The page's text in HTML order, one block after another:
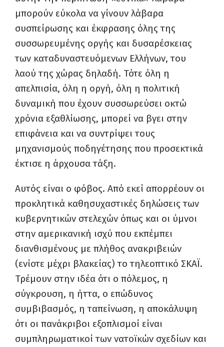
μπορούν εύκολα να γίνουν λάβαρα
συσπείρωσης και έκφρασης όλης της
συσσωρευμένης οργής και δυσαρέσκειας
των καταδυναστευόμενων Ελλήνων, του
λαού της χώρας δηλαδή. Τότε όλη η
απελπισία, όλη η οργή, όλη η πολιτική
δυναμική που έχουν συσσωρεύσει οκτώ
χρόνια εξαθλίωσης, μπορεί να βγει στην
επιφάνεια και να συντρίψει τους
μηχανισμούς ποδηγέτησης που προσεκτικά
έκτισε η άρχουσα τάξη.
Αυτός είναι ο φόβος. Από εκεί απορρέουν οι
προκλητικά καθησυχαστικές δηλώσεις των
κυβερνητικών στελεχών όπως και οι ύμνοι
στην αμερικανική ισχύ που εκπέμπει
διανθισμένους με πλήθος ανακριβειών
(ενίοτε μέχρι βλακείας) το τηλεοπτικό ΣΚΑΪ.
Τρέμουν στην ιδέα ότι ο πόλεμος, η
σύγκρουση, η ήττα, ο επώδυνος
συμβιβασμός, η ταπείνωση, η αποκάλυψη
ότι οι πανάκριβοι εξοπλισμοί είναι
συμπληρωματικοί των νατοϊκών σχεδίων και